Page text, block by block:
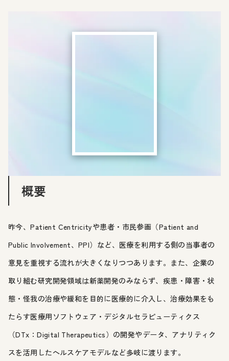
概要
昨今、Patient Centricityや患者・市民参画（Patient and
Public Involvement、PPI）など、医療を利用する側の当事者の
意見を重視する流れが大きくなりつつあります。また、企業の
取り組む研究開発領域は新薬開発のみならず、疾患・障害・状
態・怪我の治療や緩和を目的に医療的に介入し、治療効果をも
たらす医療用ソフトウェア・デジタルセラピューティクス
（DTx：Digital Therapeutics）の開発やデータ、アナリティク
スを活用したヘルスケアモデルなど多岐に渡ります。